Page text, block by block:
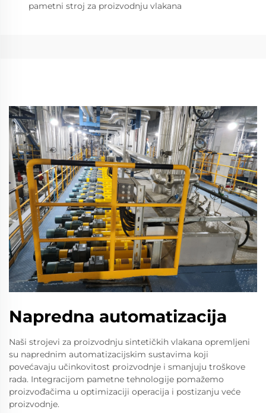
pametni stroj za proizvodnju vlakana
Napredna automatizacija
Naši strojevi za proizvodnju sintetičkih vlakana opremljeni
su naprednim automatizacijskim sustavima koji
povećavaju učinkovitost proizvodnje i smanjuju troškove
rada. Integracijom pametne tehnologije pomažemo
proizvođačima u optimizaciji operacija i postizanju veće
proizvodnje.